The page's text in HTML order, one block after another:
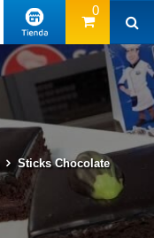
0
Sticks Chocolate